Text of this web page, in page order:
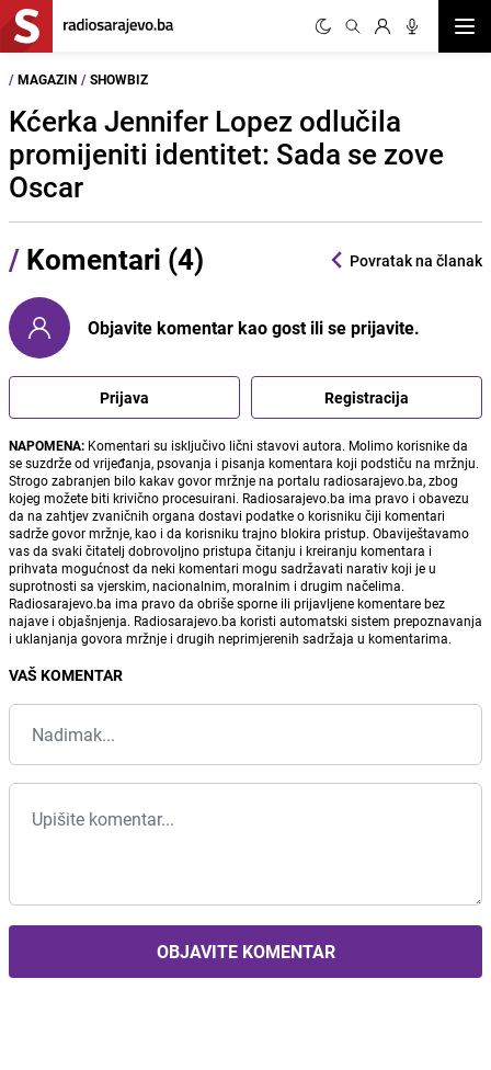
/ MAGAZIN / SHOWBIZ
Kćerka Jennifer Lopez odlučila
promijeniti identitet: Sada se zove
Oscar
/ Komentari (4) Povratak na članak
Objavite komentar kao gost ili se prijavite.
Prijava Registracija
NAPOMENA: Komentari su isključivo lični stavovi autora. Molimo korisnike da
se suzdrže od vrijeđanja, psovanja i pisanja komentara koji podstiču na mržnju.
Strogo zabranjen bilo kakav govor mržnje na portalu radiosarajevo.ba, zbog
kojeg možete biti krivično procesuirani. Radiosarajevo.ba ima pravo i obavezu
da na zahtjev zvaničnih organa dostavi podatke o korisniku čiji komentari
sadrže govor mržnje, kao i da korisniku trajno blokira pristup. Obaviještavamo
vas da svaki čitatelj dobrovoljno pristupa čitanju i kreiranju komentara i
prihvata mogućnost da neki komentari mogu sadržavati narativ koji je u
suprotnosti sa vjerskim, nacionalnim, moralnim i drugim načelima.
Radiosarajevo.ba ima pravo da obriše sporne ili prijavljene komentare bez
najave i objašnjenja. Radiosarajevo.ba koristi automatski sistem prepoznavanja
i uklanjanja govora mržnje i drugih neprimjerenih sadržaja u komentarima.
VAŠ KOMENTAR
OBJAVITE KOMENTAR